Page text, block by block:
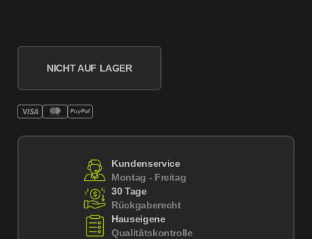
NICHT AUF LAGER
Kundenservice
Montag - Freitag
30 Tage
Rückgaberecht
Hauseigene
Qualitätskontrolle